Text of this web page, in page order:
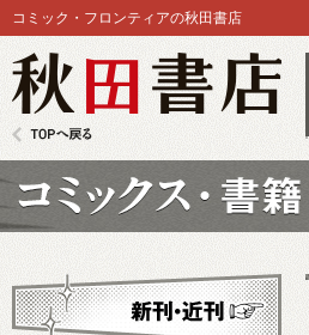
コミック・フロンティアの秋田書店